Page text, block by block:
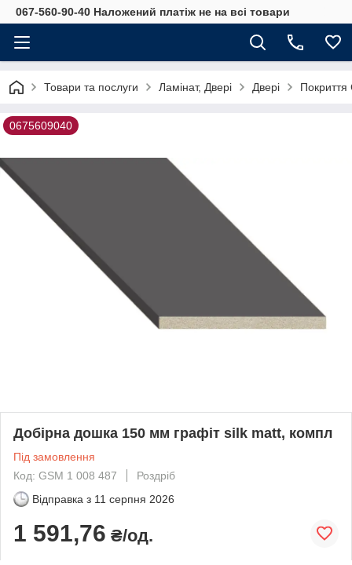
067-560-90-40 Наложений платіж не на всі товари
Товари та послуги Ламінат, Двері Двері Покриття
0675609040
Добірна дошка 150 мм графіт silk matt, компл
Під замовлення
Код: GSM 1 008 487
Роздріб
Відправка з 11 серпня 2026
1 591,76 ₴/од.